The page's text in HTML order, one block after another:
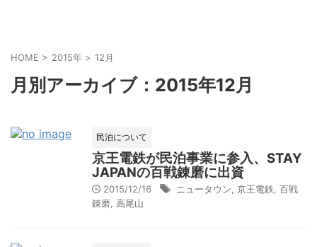
HOME > 2015年 > 12月
月別アーカイブ：2015年12月
民泊について
京王電鉄が民泊事業に参入、STAY
JAPANの百戦錬磨に出資
2015/12/16 ニュータウン 京王電鉄 百戦
錬磨 高尾山